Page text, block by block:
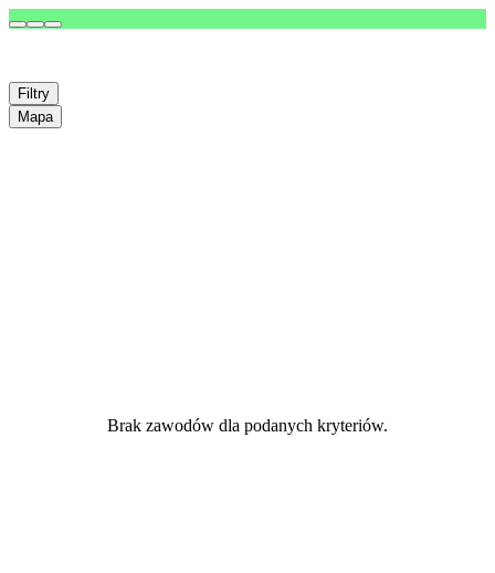
Filtry
Mapa
Brak zawodów dla podanych kryteriów.